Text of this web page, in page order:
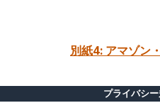
別紙4: アマゾン
プライバシ